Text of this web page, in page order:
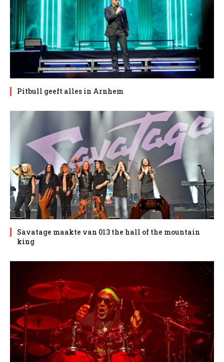
Pitbull geeft alles in Arnhem
Savatage maakte van 013 the hall of the mountain
king